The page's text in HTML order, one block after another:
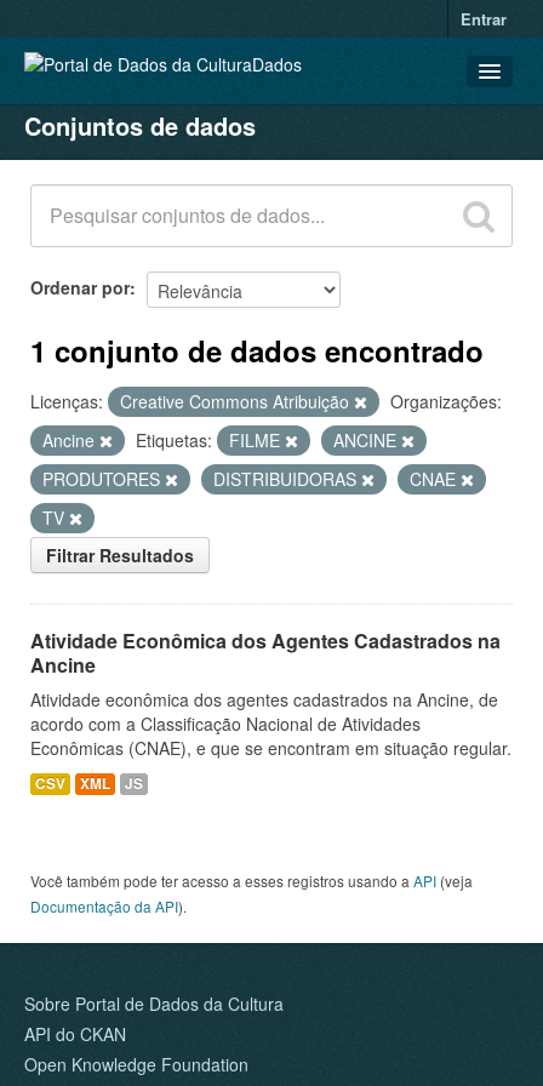
Entrar
CONJUNTOS DE DADOS
ORGANIZAÇÕES
GRUPOS
SOBRE
Conjuntos de dados
Ordenar por
1 conjunto de dados encontrado
Licenças: Creative Commons Atribuição
Organizações:
Ancine
Etiquetas: FILME
ANCINE
PRODUTORES
DISTRIBUIDORAS
CNAE
TV
Filtrar Resultados
Atividade Econômica dos Agentes Cadastrados na
Ancine
Atividade econômica dos agentes cadastrados na Ancine, de
acordo com a Classificação Nacional de Atividades
Econômicas (CNAE), e que se encontram em situação regular.
CSV XML JS
Você também pode ter acesso a esses registros usando a API (veja
Documentação da API).
Sobre Portal de Dados da Cultura
API do CKAN
Open Knowledge Foundation